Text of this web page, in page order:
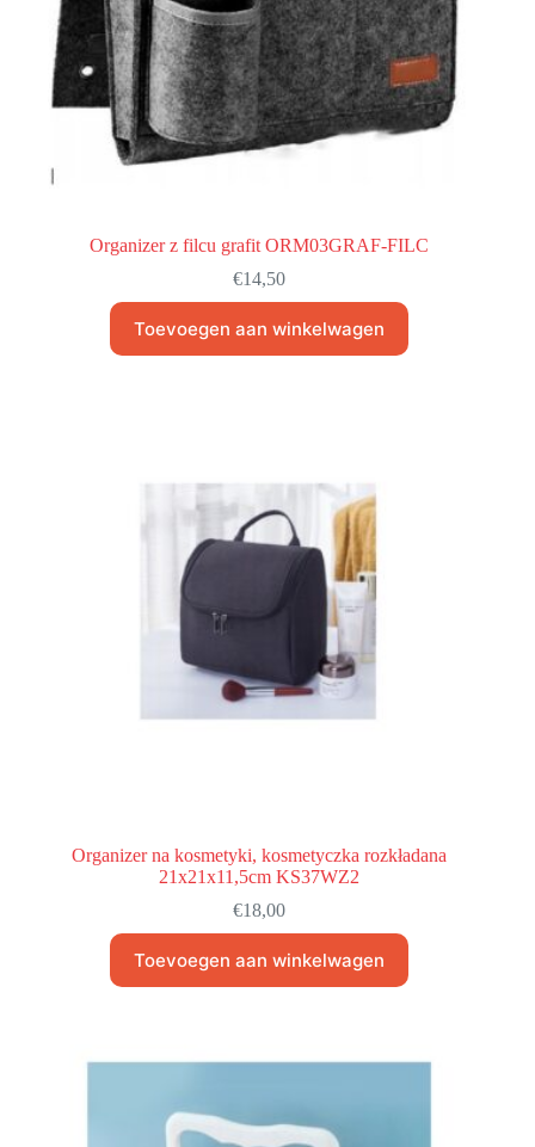
Organizer z filcu grafit ORM03GRAF-FILC
€14,50
Toevoegen aan winkelwagen
Organizer na kosmetyki, kosmetyczka rozkładana
21x21x11,5cm KS37WZ2
€18,00
Toevoegen aan winkelwagen